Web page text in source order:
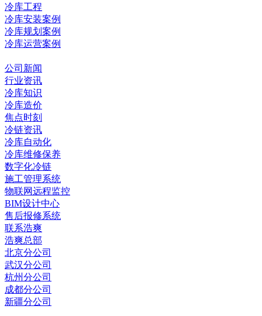
冷库工程
冷库安装案例
冷库规划案例
冷库运营案例
公司新闻
行业资讯
冷库知识
冷库造价
焦点时刻
冷链资讯
冷库自动化
冷库维修保养
数字化冷链
施工管理系统
物联网远程监控
BIM设计中心
售后报修系统
联系浩爽
浩爽总部
北京分公司
武汉分公司
杭州分公司
成都分公司
新疆分公司